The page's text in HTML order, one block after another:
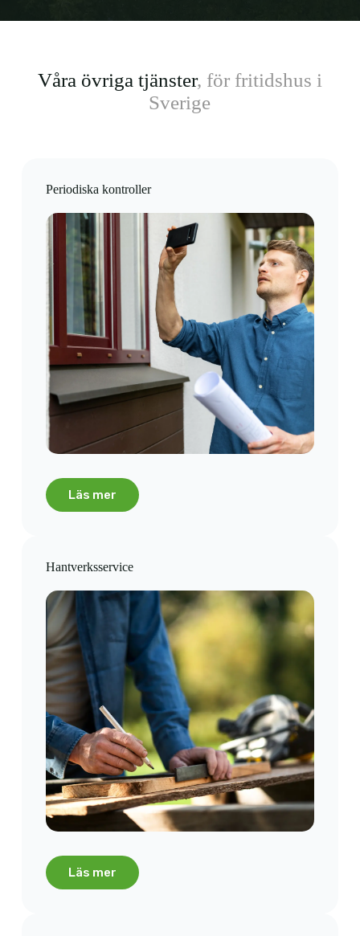
Våra övriga tjänster, för fritidshus i
Sverige
Periodiska kontroller
Läs mer
Hantverksservice
Läs mer